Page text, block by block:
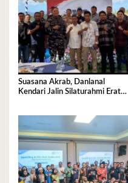
Suasana Akrab, Danlanal
Kendari Jalin Silaturahmi Erat